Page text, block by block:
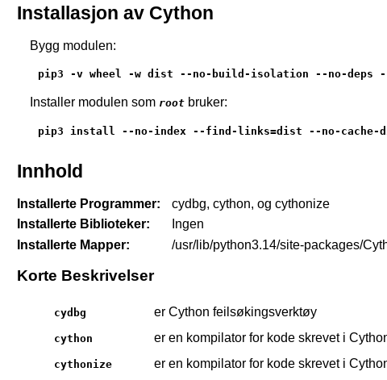
Installasjon av Cython
Bygg modulen:
pip3 -v wheel -w dist --no-build-isolation --no-deps --
Installer modulen som rootbruker:
pip3 install --no-index --find-links=dist --no-cache-
Innhold
Installerte Programmer:
cydbg, cython, og cythonize
Installerte Biblioteker:
Ingen
Installerte Mapper:
/usr/lib/python3.14/site-packages/
Korte Beskrivelser
cydbg er Cython feilsøkingsverktøy
cython er en kompilator for kode skrevet i
cythonize er en kompilator for kode skrevet i